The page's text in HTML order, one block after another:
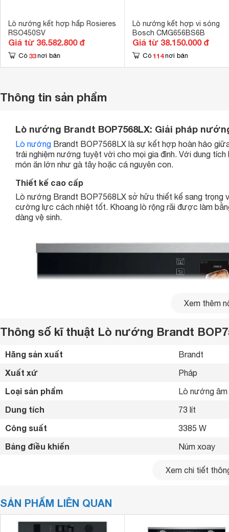
Lò nướng kết hợp hấp Rosieres
RSO450SV
Giá từ 36.582.800 đ
Có 33 nơi bán
Lò nướng kết hợp vi sóng
Bosch CMG656BS6B
Giá từ 38.150.000 đ
Có 114 nơi bán
Thông tin sản phẩm
Lò nướng Brandt BOP7568LX: Giải pháp
Lò nướng Brandt BOP7568LX là sự kết hợp hoàn hảo
trải nghiệm nướng tuyệt vời cho mọi gia đình. Với dung
món ăn lớn như gà tây hoặc cá nguyên con.
Thiết kế cao cấp
Lò nướng Brandt BOP7568LX sở hữu thiết kế sang trọng
cường lực cách nhiệt tốt. Khoang lò rộng rãi được làm
dàng vệ sinh.
Xem thêm
Thông số kĩ thuật Lò nướng Brandt
Hãng sản xuất Brandt
Xuất xứ Pháp
Loại sản phẩm Lò nướng
Dung tích 73 lít
Công suất 3385 W
Bảng điều khiển Núm xoay
596 x 592 x
Xem chi tiết
SẢN PHẨM LIÊN QUAN